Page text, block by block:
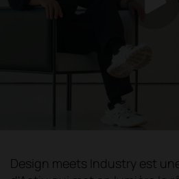
Design meets Industry est